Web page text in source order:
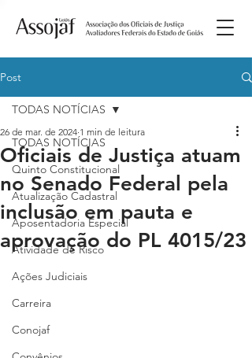
Post
TODAS NOTÍCIAS
Quinto Constitucional
Atualização Cadastral
Aposentadoria Especial
Atividade de Risco
Ações Judiciais
Carreira
Conojaf
TODAS NOTÍCIAS
Oficiais de Justiça atuam
no Senado Federal pela
inclusão em pauta e
aprovação do PL 4015/23
26 de mar. de 2024 1 min de leitura